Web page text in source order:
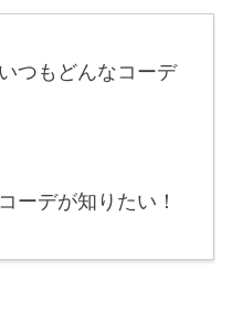
つもどんなコーデ
ーデが知りたい！